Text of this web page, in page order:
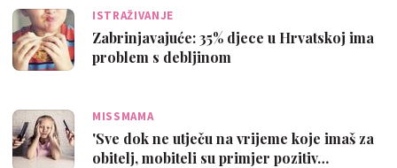
ISTRAŽIVANJE
Zabrinjavajuće: 35% djece u Hrvatskoj ima
problem s debljinom
MISSMAMA
'Sve dok ne utječu na vrijeme koje imaš za
obitelj, mobiteli su primjer pozitiv…